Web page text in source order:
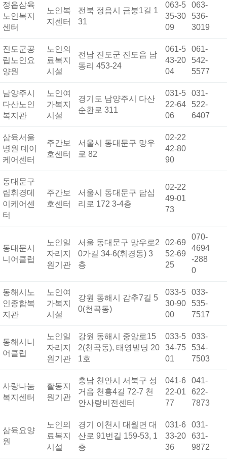
정읍삼육
노인복지
센터
노인복
지센터
전북 정읍시 금붕1길 1
31
063-5
35-30
09
063-
536-
3019
진도군공
립노인요
양원
노인의
료복지
시설
전남 진도군 진도읍 남
동리 453-24
061-5
43-20
04
061-
542-
5577
남양주시
다산노인
복지관
노인여
가복지
시설
경기도 남양주시 다산
순환로 311
031-5
22-64
06
031-
522-
6407
삼육서울
병원 데이
케어센터
주간보
호센터
서울시 동대문구 망우
로 82
02-22
42-80
90
동대문구
립휘경데
이케어센
터
주간보
호센터
서울시 동대문구 답십
리로 172 3-4층
02-22
49-01
73
동대문시
니어클럽
노인일
자리지
원기관
서울 동대문구 망우로2
0가길 34-6(휘경동) 3
층
02-69
52-69
25
070-
4694
-288
0
동해시노
인종합복
지관
노인여
가복지
시설
강원 동해시 감추7길 5
0(천곡동)
033-5
30-90
00
033-
535-
7517
동해시니
어클럽
노인일
자리지
원기관
강원 동해시 중앙로15
2(천곡동), 태영빌딩 20
1호
033-5
34-75
01
033-
534-
7503
사랑나눔
복지센터
활동지
원기관
충남 천안시 서북구 성
거읍 천흥4길 72-7 천
안사랑비전센터
041-6
22-01
77
041-
622-
7873
삼육요양
원
노인의
료복지
시설
경기 이천시 대월면 대
산로 91번길 159-53, 1
층
031-6
33-20
36
031-
631-
9872